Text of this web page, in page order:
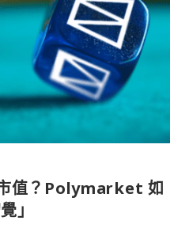
值？Polymarket 如
」